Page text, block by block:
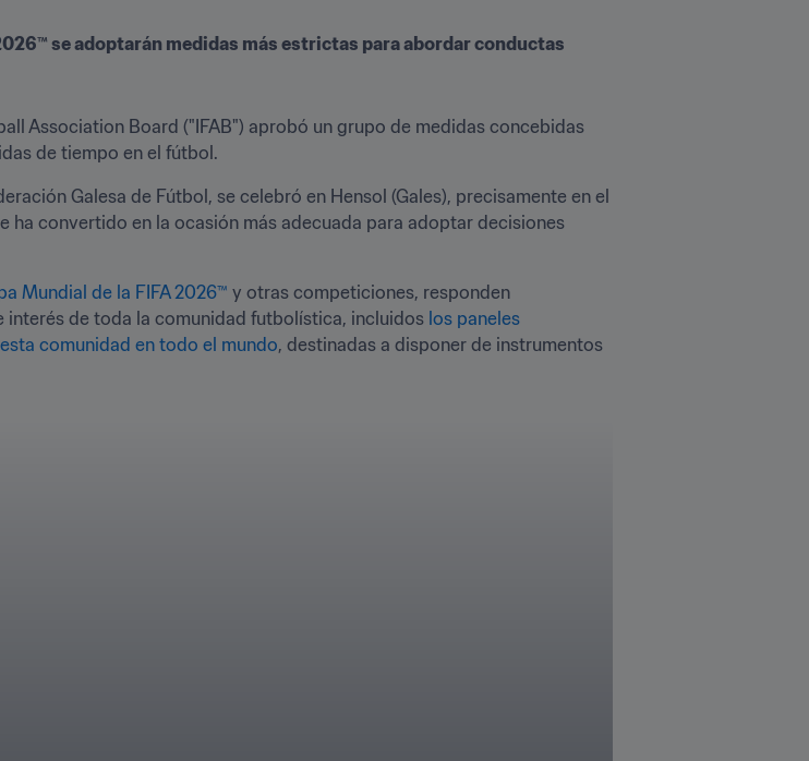
se adoptarán medidas más estrictas para abordar conductas
Association Board ("IFAB") aprobó un grupo de medidas concebidas
de tiempo en el fútbol.
Galesa de Fútbol, se celebró en Hensol (Gales), precisamente en el
ha convertido en la ocasión más adecuada para adoptar decisiones
Mundial de la FIFA 2026™ y otras competiciones, responden
de toda la comunidad futbolística, incluidos los paneles
comunidad en todo el mundo, destinadas a disponer de instrumentos